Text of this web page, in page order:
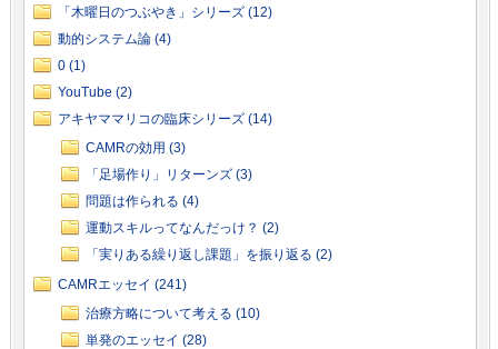
「木曜日のつぶやき」シリーズ (12)
動的システム論 (4)
0 (1)
YouTube (2)
アキヤママリコの臨床シリーズ (14)
CAMRの効用 (3)
「足場作り」リターンズ (3)
問題は作られる (4)
運動スキルってなんだっけ？ (2)
「実りある繰り返し課題」を振り返る (2)
CAMRエッセイ (241)
治療方略について考える (10)
単発のエッセイ (28)